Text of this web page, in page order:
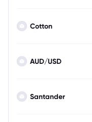
Cotton
AUD/USD
Santander